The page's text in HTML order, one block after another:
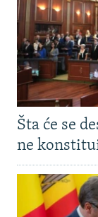
Šta će se
ne